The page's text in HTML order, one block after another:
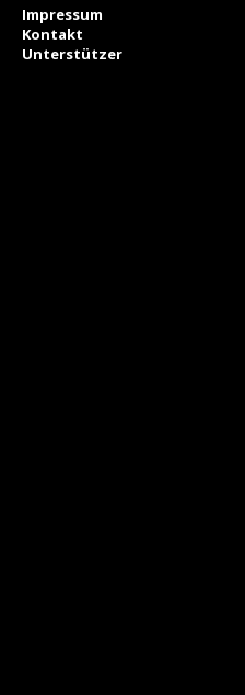
Impressum
Kontakt
Unterstützer